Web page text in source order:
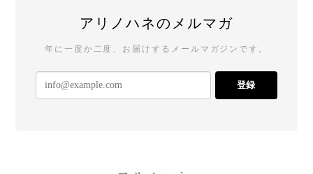
アリノハネのメルマガ
年に一度か二度、お届けするメールマガジンです。
登録